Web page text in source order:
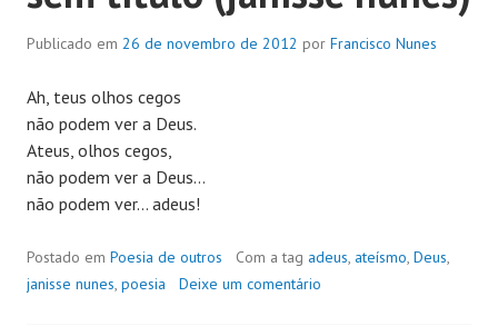
Publicado em 26 de novembro de 2012 por Francisco Nunes
Ah, teus olhos cegos
não podem ver a Deus.
Ateus, olhos cegos,
não podem ver a Deus…
não podem ver… adeus!
Postado em Poesia de outros Com a tag adeus, ateísmo, Deus,
janisse nunes, poesia Deixe um comentário